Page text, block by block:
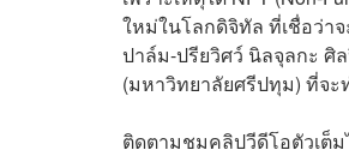
ใหม่ในโลกดิจิทัล ที่เชื่อว่า
ปาล์ม-ปรียวิศว์ นิลจุลกะ ศิ
(มหาวิทยาลัยศรีปทุม) ที่จ
ติดตามชมคลิปวีดีโอตัวเต็